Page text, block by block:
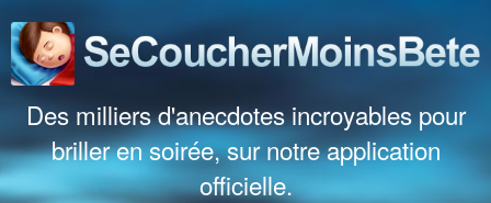
Des milliers d'anecdotes incroyables pour
briller en soirée, sur notre application
officielle.